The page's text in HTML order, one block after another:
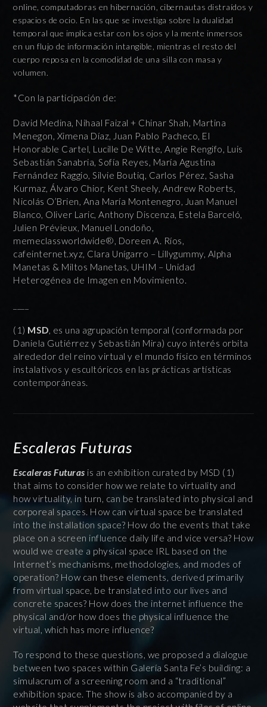
online, computadoras en hibernación, cibernautas distraídos y
espacios de ocio. En las que se investiga sobre la dualidad
temporal que implica estar con los ojos y la mente inmersos
en un flujo de información intangible, mientras el resto del
cuerpo reposa en la comodidad de una silla con masa y
volumen.
*Con la participación de:
David Medina, Nihaal Faizal + Chinar Shah, Martina
Menegon, Ximena Díaz, Juan Pablo Pacheco, El
Honorable Cartel, Lucille De Witte, Angie Rengifo, Luis
Sebastián Sanabria, Sofía Reyes, María Agustina
Fernández Raggio, Silvie Boutiq, Carlos Pérez, Sasha
Kurmaz, Álvaro Chior, Kent Sheely, Andrew Roberts,
Nicolás O’Brien, Ana María Montenegro, Juan Manuel
Blanco, Oliver Laric, Anthony Discenza, Estela Barceló,
Julien Prévieux, Manuel Londoño,
memeclassworldwide®, Doreen A. Ríos,
cafeinternet.xyz, Clara Unígarro – Lillygummy, Alpha
Manetas & Miltos Manetas, UHIM – Unidad
Heterogénea de Imagen en Movimiento.
(1) MSD, es una agrupación temporal (conformada por
Daniela Gutiérrez y Sebastián Mira) cuyo interés orbita
alrededor del reino virtual y el mundo físico en términos
instalativos y escultóricos en las prácticas artísticas
contemporáneas.
Escaleras Futuras
Escaleras Futuras is an exhibition curated by MSD (1)
that aims to consider how we relate to virtuality and
how virtuality, in turn, can be translated into physical and
corporeal spaces. How can virtual space be translated
into the installation space? How do the events that take
place on a screen influence daily life and vice versa? How
would we create a physical space IRL based on the
Internet’s mechanisms, methodologies, and modes of
operation? How can these elements, derived primarily
from virtual space, be translated into our lives and
concrete spaces? How does the internet influence the
physical and/or how does the physical influence the
virtual, which has more influence?
To respond to these questions, we proposed a dialogue
between two spaces within Galería Santa Fe’s building: a
simulacrum of a screening room and a “traditional”
exhibition space. The show is also accompanied by a